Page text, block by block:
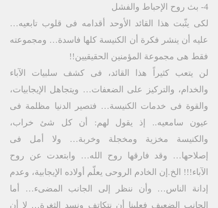
4- بث روح الإحباط والفشل
لكى يثّبت هذا القائد الأوحد أقدامه فى قلوب تابعيه…
عليه أن ينشر فكرة أن الكنيسة كلها فاسدة… ومجموعته
فقط هى مجموعة المؤمنين الحقيقيين!!
لن يتعب كثيراً هذا القائد، فى كشف سلبيات الآباء
والخدام، والتركيز على الضعفات… ويتجاهل الإيجابيات،
والقوة فى خدمات الكنيسة… فتصير الدنيا مظلمة فى
عيون سامعيه.. إذ يقول لهم: أن كل شئ خراب،
والكنيسة مخزية ومخجلة وخربة… ولا أمل فى
إصلاحها… وقد فارقها روح الله… وابتعدت عن روح
الآباء!!! الخ.إن الخادم الروحى يعلّم أولاده الإيجابية، وعدم
إدانة الناس… وأن ننظر إلى الجانب المضىء… أما
الجانب الضعيف فعلينا أن نتكاتف ونسد الثغرة… لا أن